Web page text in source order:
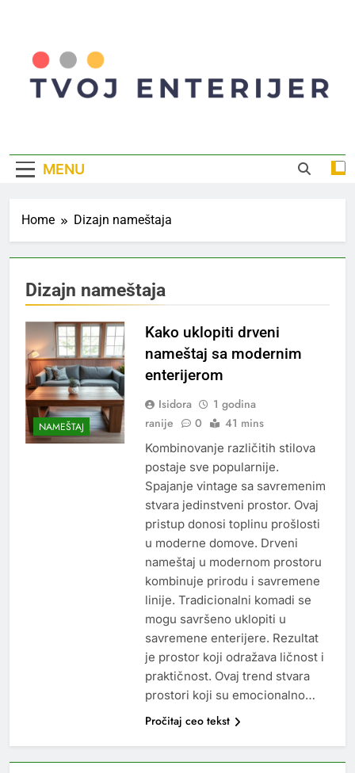
MENU
Home Dizajn nameštaja
Dizajn nameštaja
NAMEŠTAJ
Kako uklopiti drveni
nameštaj sa modernim
enterijerom
Isidora
1 godina
ranije
0 41 mins
Kombinovanje različitih stilova
postaje sve popularnije.
Spajanje vintage sa savremenim
stvara jedinstveni prostor. Ovaj
pristup donosi toplinu prošlosti
u moderne domove. Drveni
nameštaj u modernom prostoru
kombinuje prirodu i savremene
linije. Tradicionalni komadi se
mogu savršeno uklopiti u
savremene enterijere. Rezultat
je prostor koji odražava ličnost i
praktičnost. Ovaj trend stvara
prostori koji su emocionalno…
Pročitaj ceo tekst